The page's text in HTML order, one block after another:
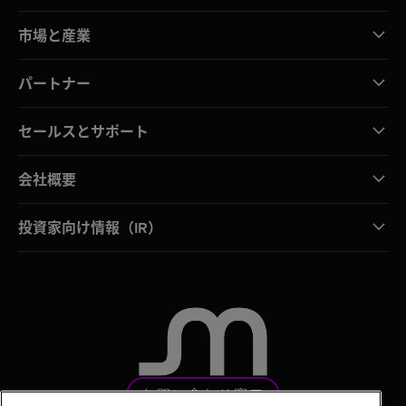
市場と産業
パートナー
セールスとサポート
会社概要
投資家向け情報（IR）
お問い合わせ窓口